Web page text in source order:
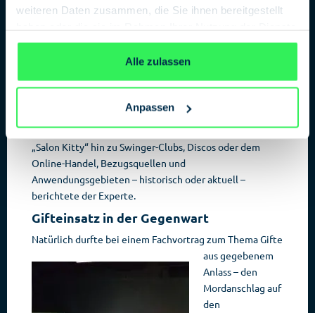
weiteren Daten zusammen, die Sie ihnen bereitgestellt
gesammelt haben.Datenschutzerklärung
Alle zulassen
Anpassen
unbekannte Seite der Romeos und Honigfallen. Durch
den Einsatz bestimmter Stoffe kann Lust erzeugt,
Nahrungszusätze oder Betäubungsmittel zum Einsatz.
Immer an das Ziel angepasst. Vom berühmten Berliner
„Salon Kitty“ hin zu Swinger-Clubs, Discos oder dem
Online-Handel, Bezugsquellen und
Anwendungsgebieten – historisch oder aktuell –
berichtete der Experte.
Gifteinsatz in der Gegenwart
Natürlich durfte bei einem Fachvortrag zum Thema Gifte
aus gegebenem
Anlass – den
Mordanschlag auf
den